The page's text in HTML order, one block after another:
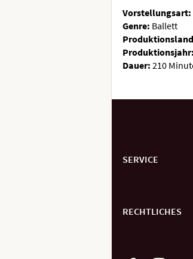
Vorstellungsart:
Genre: Ballett
Produktionsjahr:
Dauer: 210
SERVICE
RECHTLICHES